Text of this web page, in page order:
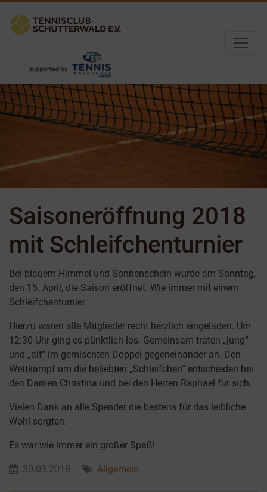
Saisoneröffnung 2018
mit Schleifchenturnier
Bei blauem Himmel und Sonnenschein wurde am Sonntag,
den 15. April, die Saison eröffnet. Wie immer mit einem
Schleifchenturnier.
Hierzu waren alle Mitglieder recht herzlich eingeladen. Um
12:30 Uhr ging es pünktlich los. Gemeinsam traten „jung“
und „alt“ im gemischten Doppel gegeneinander an. Den
Wettkampf um die beliebten „Schleifchen“ entschieden bei
den Damen Christina und bei den Herren Raphael für sich.
Vielen Dank an alle Spender die bestens für das leibliche
Wohl sorgten.
Es war wie immer ein großer Spaß!
30.03.2018 Allgemein